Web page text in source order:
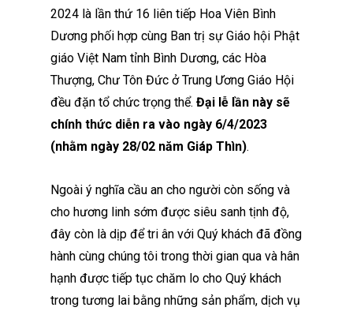
2024 là lần thứ 16 liên tiếp Hoa Viên Bình
Dương phối hợp cùng Ban trị sự Giáo hội Phật
giáo Việt Nam tỉnh Bình Dương, các Hòa
Thượng, Chư Tôn Đức ở Trung Ương Giáo Hội
đều đặn tổ chức trọng thể. Đại lễ lần này sẽ
chính thức diễn ra vào ngày 6/4/2023
(nhằm ngày 28/02 năm Giáp Thìn).
Ngoài ý nghĩa cầu an cho người còn sống và
cho hương linh sớm được siêu sanh tịnh độ,
đây còn là dịp để tri ân với Quý khách đã đồng
hành cùng chúng tôi trong thời gian qua và hân
hạnh được tiếp tục chăm lo cho Quý khách
trong tương lai bằng những sản phẩm, dịch vụ